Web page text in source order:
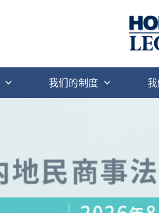
我们的制度